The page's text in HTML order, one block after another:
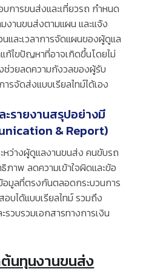
การขนส่งและเที่ยวรถ กำหนด
งานขนส่งตามแผน และแจ้ง
และเวลาการจัดแผนของผู้ดูแล
ก้ไขปัญหาที่อาจเกิดขึ้นโดยไม่
ช่วยลดความกังวลของผู้รับ
รจัดส่งแบบเรียลไทม์ได้เอง
รายงานสรุปอย่างมี
& Report)
หว่างผู้ดูแลงานขนส่ง คนขับรถ
ภาพ ลดความเข้าใจผิดและข้อ
มูลที่ตรงกันตลอดกระบวนการ
บได้แบบเรียลไทม์ รวมถึง
วบรวมเอกสารทางการเงิน
นทุนงานขนส่ง